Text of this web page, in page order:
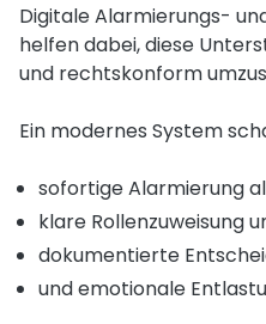
Digitale Alarmierungs-
helfen dabei, diese
und rechtskonform
Ein modernes System
sofortige Alarmierung
klare Rollenzuweisung
dokumentierte
und emotionale